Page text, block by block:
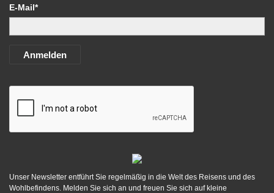
E-Mail*
Anmelden
Unser Newsletter entführt Sie regelmäßig in die Welt des Reisens und des
Wohlbefindens. Melden Sie sich an und freuen Sie sich auf kleine